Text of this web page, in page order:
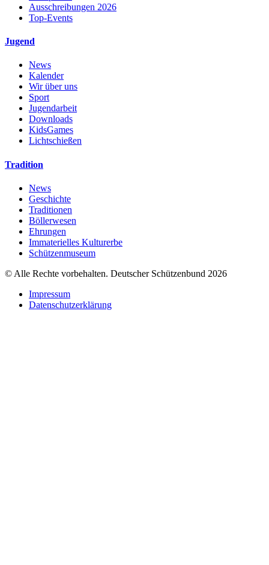
Ausschreibungen 2026
Top-Events
Jugend
News
Kalender
Wir über uns
Sport
Jugendarbeit
Downloads
KidsGames
Lichtschießen
Tradition
News
Geschichte
Traditionen
Böllerwesen
Ehrungen
Immaterielles Kulturerbe
Schützenmuseum
© Alle Rechte vorbehalten. Deutscher Schützenbund 2026
Impressum
Datenschutzerklärung